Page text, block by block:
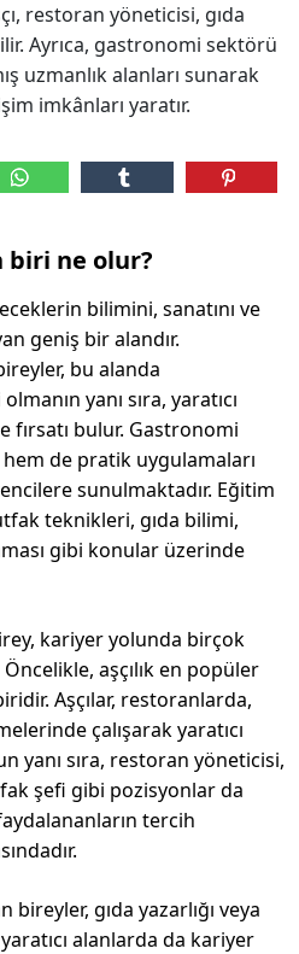
restoran yöneticisi, gıda
Ayrıca, gastronomi sektörü
uzmanlık alanları sunarak
imkânları yaratır.
biri ne olur?
bilimini, sanatını ve
geniş bir alandır.
bu alanda
yanı sıra, yaratıcı
bulur. Gastronomi
de pratik uygulamaları
sunulmaktadır. Eğitim
teknikleri, gıda bilimi,
gibi konular üzerinde
kariyer yolunda birçok
Öncelikle, aşçılık en popüler
Aşçılar, restoranlarda,
çalışarak yaratıcı
yanı sıra, restoran yöneticisi,
şefi gibi pozisyonlar da
tercih
gıda yazarlığı veya
alanlarda da kariyer